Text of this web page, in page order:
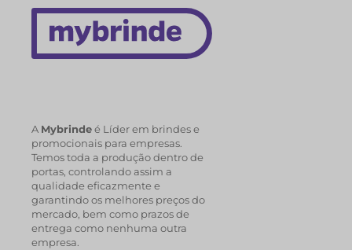
A Mybrindeé Líder em brindes e
promocionais para empresas.
Temos toda a produção dentro de
portas, controlando assim a
qualidade eficazmente e
garantindo os melhores preços do
mercado, bem como prazos de
entrega como nenhuma outra
empresa.